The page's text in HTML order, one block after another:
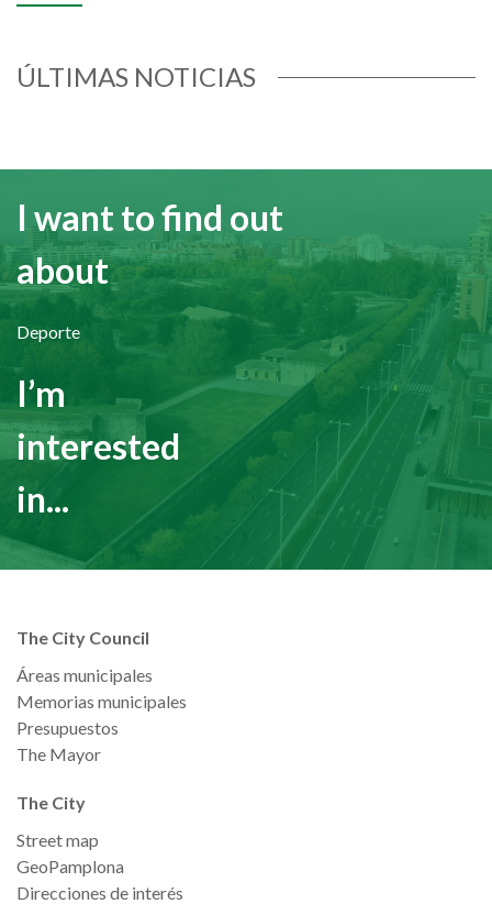
ÚLTIMAS NOTICIAS
I want to find out
about
Deporte
I’m
interested
in...
The City Council
Áreas municipales
Memorias municipales
Presupuestos
The Mayor
The City
Street map
GeoPamplona
Direcciones de interés